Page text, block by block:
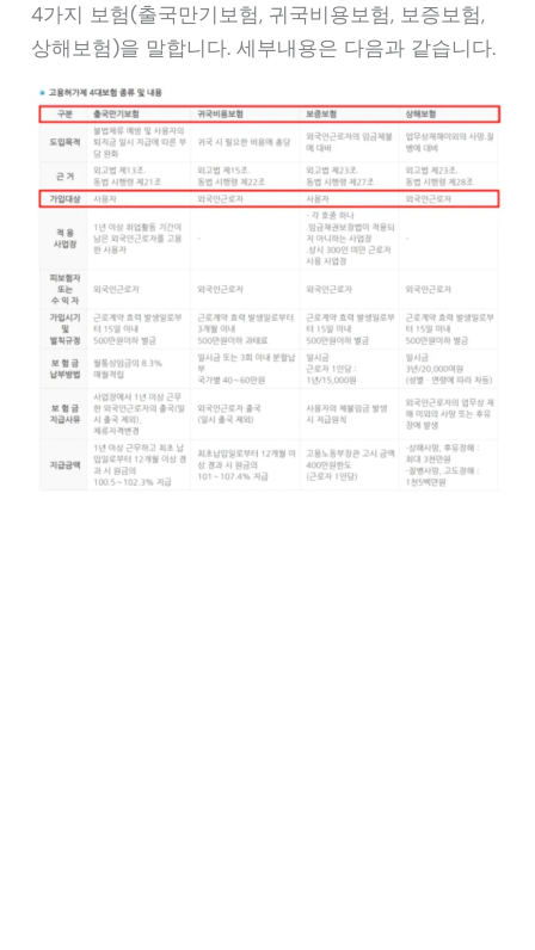
4가지 보험(출국만기보험, 귀국비용보험, 보증보험,
상해보험)을 말합니다. 세부내용은 다음과 같습니다.